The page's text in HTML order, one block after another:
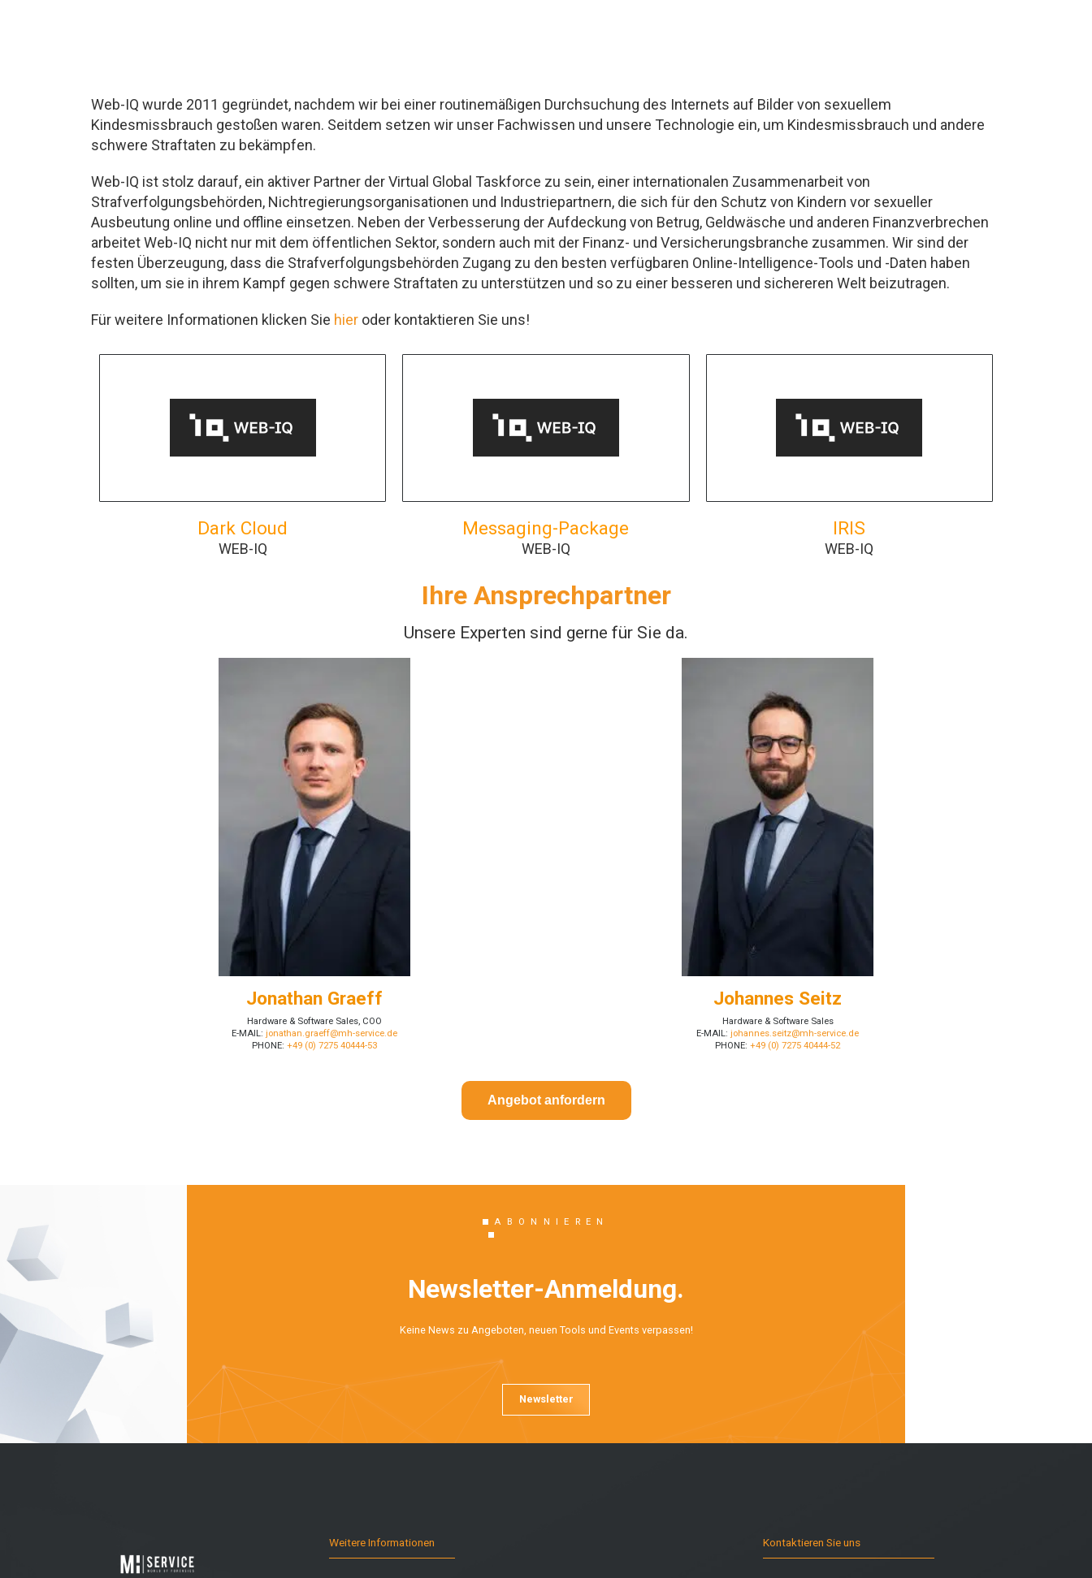
Web-IQ wurde 2011 gegründet, nachdem wir bei einer routinemäßigen Durchsuchung des Internets auf Bilder von sexuellem
Kindesmissbrauch gestoßen waren. Seitdem setzen wir unser Fachwissen und unsere Technologie ein, um Kindesmissbrauch und andere
schwere Straftaten zu bekämpfen.
Web-IQ ist stolz darauf, ein aktiver Partner der Virtual Global Taskforce zu sein, einer internationalen Zusammenarbeit von
Strafverfolgungsbehörden, Nichtregierungsorganisationen und Industriepartnern, die sich für den Schutz von Kindern vor sexueller
Ausbeutung online und offline einsetzen. Neben der Verbesserung der Aufdeckung von Betrug, Geldwäsche und anderen Finanzverbrechen
arbeitet Web-IQ nicht nur mit dem öffentlichen Sektor, sondern auch mit der Finanz- und Versicherungsbranche zusammen. Wir sind der
festen Überzeugung, dass die Strafverfolgungsbehörden Zugang zu den besten verfügbaren Online-Intelligence-Tools und -Daten haben
sollten, um sie in ihrem Kampf gegen schwere Straftaten zu unterstützen und so zu einer besseren und sichereren Welt beizutragen.
Für weitere Informationen klicken Sie hier oder kontaktieren Sie uns!
Dark Cloud
WEB-IQ
Messaging-Package
WEB-IQ
IRIS
WEB-IQ
Ihre Ansprechpartner
Unsere Experten sind gerne für Sie da.
Jonathan Graeff
Hardware & Software Sales, COO
E-MAIL: jonathan.graeff@mh-service.de
PHONE: +49 (0) 7275 40444-53
Johannes Seitz
Hardware & Software Sales
E-MAIL: johannes.seitz@mh-service.de
PHONE: +49 (0) 7275 40444-52
Angebot anfordern
ABONNIEREN
Newsletter-Anmeldung.
Keine News zu Angeboten, neuen Tools und Events verpassen!
Newsletter
Weitere Informationen Kontaktieren Sie uns